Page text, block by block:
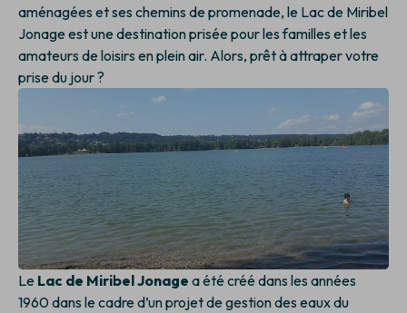
aménagées et ses chemins de promenade, le Lac de Miribel
Jonage est une destination prisée pour les familles et les
amateurs de loisirs en plein air. Alors, prêt à attraper votre
prise du jour ?
Le Lac de Miribel Jonage a été créé dans les années
1960 dans le cadre d’un projet de gestion des eaux du